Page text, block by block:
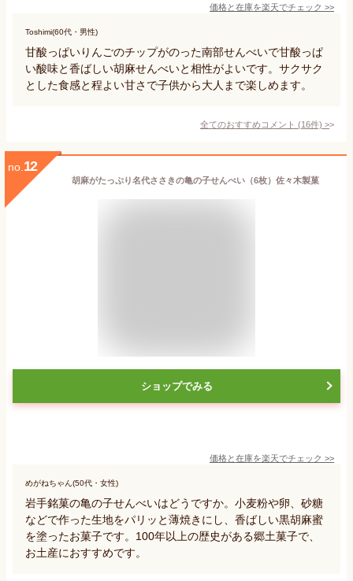
価格と在庫を楽天でチェック >>
Toshimi(60代・男性)
甘酸っぱいりんごのチップがのった南部せんべいで甘酸っぱ
い酸味と香ばしい胡麻せんべいと相性がよいです。サクサク
とした食感と程よい甘さで子供から大人まで楽しめます。
全てのおすすめコメント (16件) >
no. 12
胡麻がたっぷり名代ささきの亀の子せんべい（6枚）佐々木製菓
ショップでみる
価格と在庫を楽天でチェック >>
めがねちゃん(50代・女性)
岩手銘菓の亀の子せんべいはどうですか。小麦粉や卵、砂糖
などで作った生地をパリッと薄焼きにし、香ばしい黒胡麻蜜
を塗ったお菓子です。100年以上の歴史がある郷土菓子で、
お土産におすすめです。